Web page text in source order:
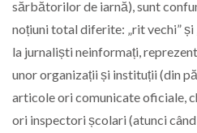
sărbătorilor de iarnă), sunt
noțiuni total diferite: „rit vechi” și
la jurnaliști neinformați,
unor organizații și instituții (din
articole ori comunicate oficiale,
ori inspectori școlari (atunci